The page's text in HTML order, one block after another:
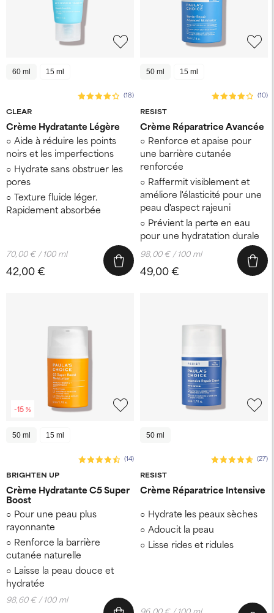
60 ml 15 ml
CLEAR
(18)
Crème Hydratante Légère
Aide à réduire les points
noirs et les imperfections
Hydrate sans obstruer les
pores
Texture fluide léger.
Rapidement absorbée
42,00 €
70,00 € / 100 ml
50 ml 15 ml
RESIST
(10)
Crème Réparatrice Avancée
Renforce et apaise pour
une barrière cutanée
renforcée
Raffermit visiblement et
améliore l'élasticité pour une
peau d'aspect rajeuni
Prévient la perte en eau
pour une hydratation durale
49,00 €
98,00 € / 100 ml
-15 %
50 ml 15 ml
BRIGHTEN UP
(14)
Crème Hydratante C5 Super
Boost
Pour une peau plus
rayonnante
Renforce la barrière
cutanée naturelle
Laisse la peau douce et
hydratée
98,60 € / 100 ml
50 ml
RESIST
(27)
Crème Réparatrice Intensive
Hydrate les peaux sèches
Adoucit la peau
Lisse rides et ridules
96,00 € / 100 ml